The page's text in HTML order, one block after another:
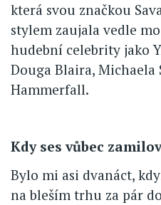
která svou značkou
stylem zaujala vedle
hudební celebrity jako
Douga Blaira, Michaela
Hammerfall.
Kdy ses vůbec
Bylo mi asi dvanáct,
na bleším trhu za pár